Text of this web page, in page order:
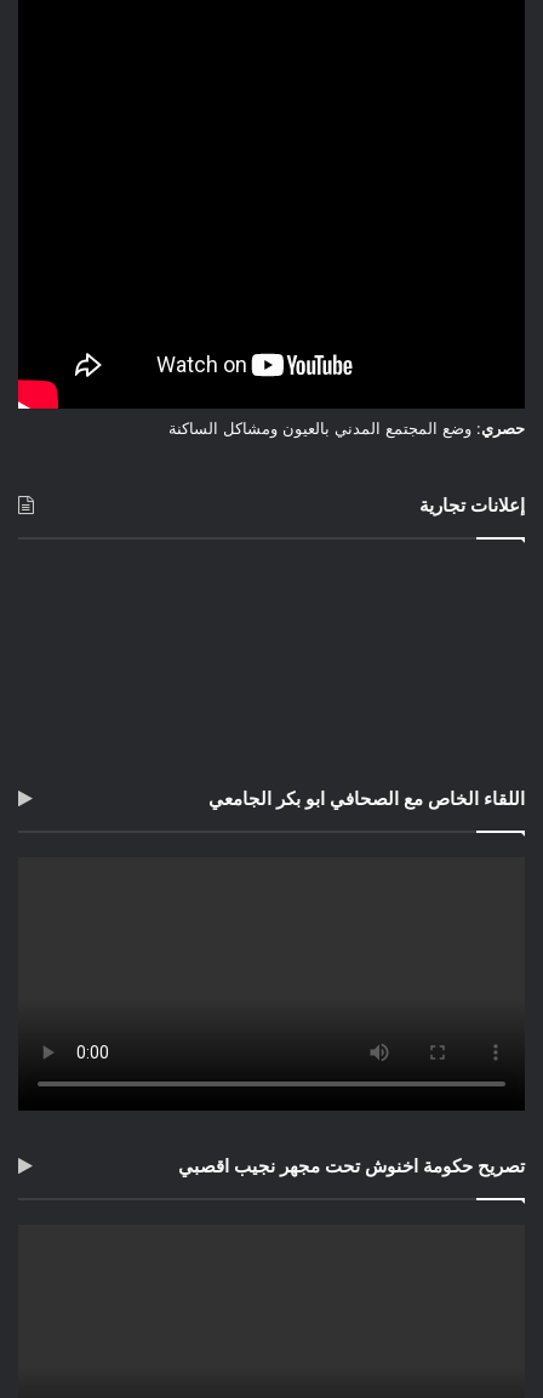
حصري: وضع المجتمع المدني بالعيون ومشاكل الساكنة
إعلانات تجارية
اللقاء الخاص مع الصحافي ابو بكر الجامعي
تصريح حكومة اخنوش تحت مجهر نجيب اقصبي